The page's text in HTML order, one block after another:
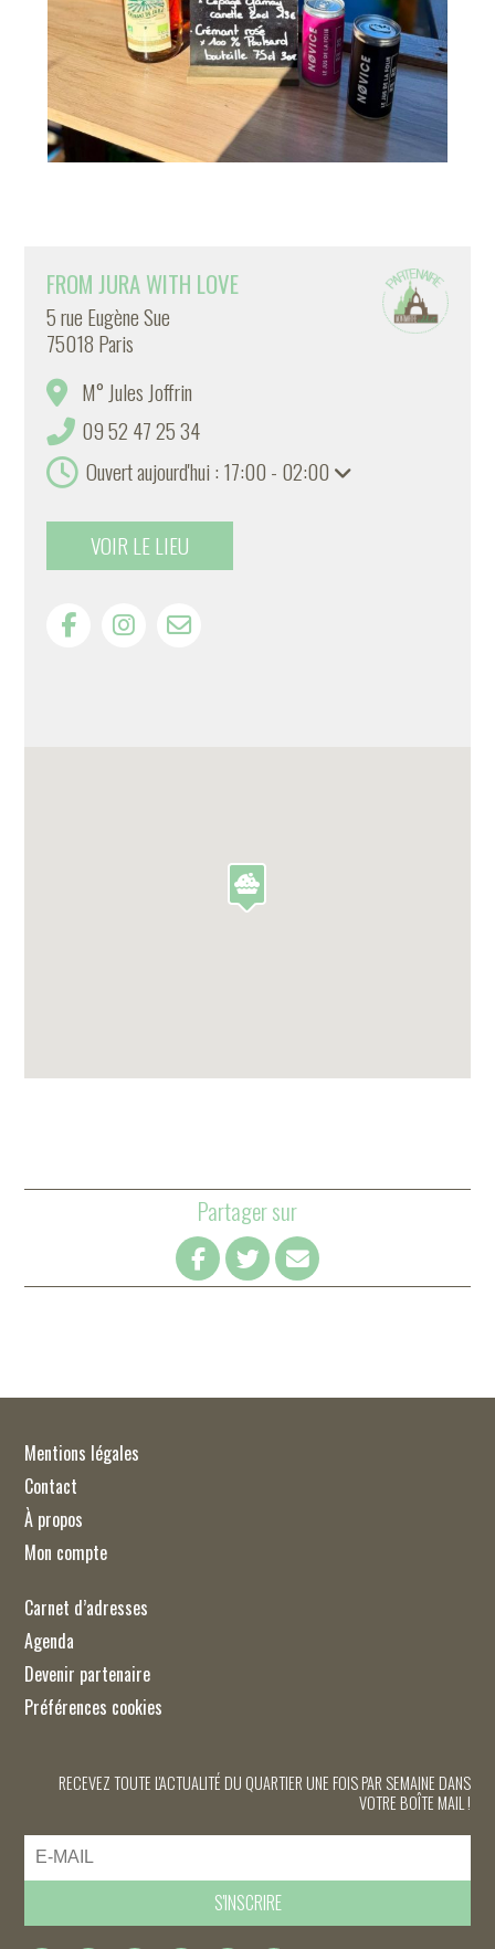
FROM JURA WITH LOVE
5 rue Eugène Sue
75018 Paris
M° Jules Joffrin
09 52 47 25 34
Ouvert aujourd'hui : 17:00 - 02:00
VOIR LE LIEU
Partager sur
Mentions légales
Contact
À propos
Mon compte
Carnet d’adresses
Agenda
Devenir partenaire
Préférences cookies
RECEVEZ TOUTE L'ACTUALITÉ DU QUARTIER UNE FOIS PAR SEMAINE DANS
VOTRE BOÎTE MAIL !